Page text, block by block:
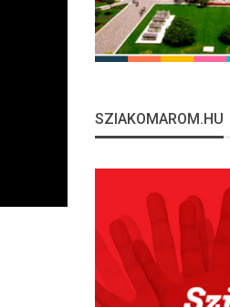
SZIAKOMAROM.HU